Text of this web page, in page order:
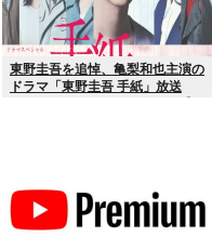
東野圭吾を追悼、亀梨和也主演の
ドラマ「東野圭吾 手紙」放送